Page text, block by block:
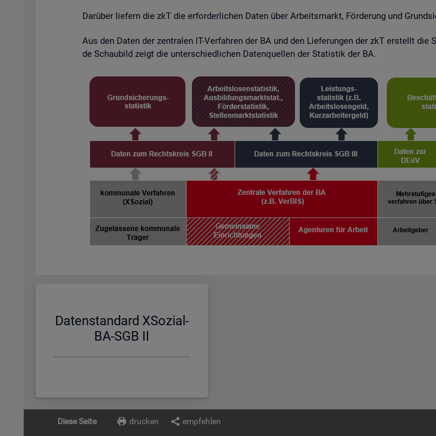
Dar­über lie­fern die zkT die er­for­der­li­chen Daten über Ar­beits­markt, För­de­rung und
Aus den Daten der zen­tra­len IT-Ver­fah­ren der BA und den Lie­fe­run­gen der zkT er­stellt
de Schau­bild zeigt die un­ter­schied­li­chen Da­ten­quel­len der Sta­tis­tik der BA.
Da­ten­stan­dard XSo­zi­al-
BA-SGB II
Diese Seite drucken empfehlen